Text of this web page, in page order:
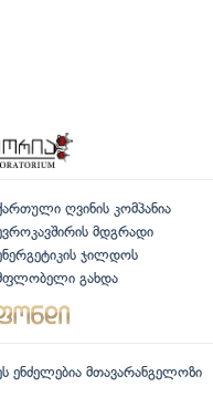
ღვინის კომპანია
მდგრადი
ჯილდოს
გახდა
ენძელებია მთავარანგელოზი